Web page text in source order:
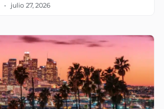
julio 27, 2026